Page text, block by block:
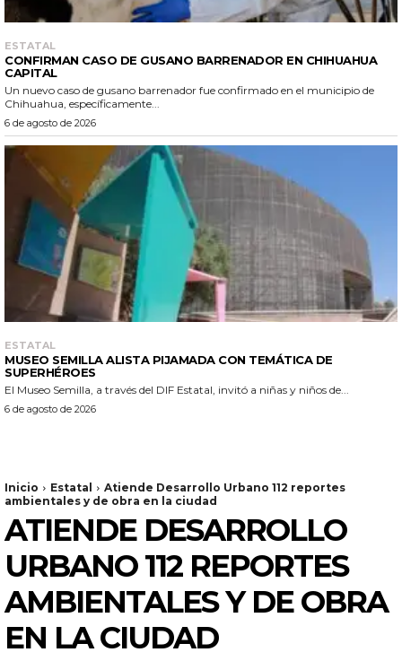
ESTATAL
CONFIRMAN CASO DE GUSANO BARRENADOR EN CHIHUAHUA
CAPITAL
Un nuevo caso de gusano barrenador fue confirmado en el municipio de
Chihuahua, específicamente...
6 de agosto de 2026
ESTATAL
MUSEO SEMILLA ALISTA PIJAMADA CON TEMÁTICA DE
SUPERHÉROES
El Museo Semilla, a través del DIF Estatal, invitó a niñas y niños de...
6 de agosto de 2026